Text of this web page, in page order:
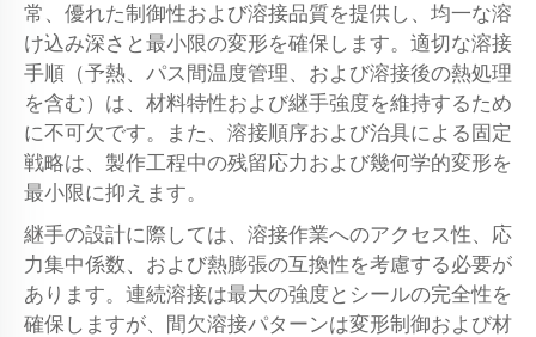
常、優れた制御性および溶接品質を提供し、均一な溶
け込み深さと最小限の変形を確保します。適切な溶接
手順（予熱、パス間温度管理、および溶接後の熱処理
を含む）は、材料特性および継手強度を維持するため
に不可欠です。また、溶接順序および治具による固定
戦略は、製作工程中の残留応力および幾何学的変形を
最小限に抑えます。
継手の設計に際しては、溶接作業へのアクセス性、応
力集中係数、および熱膨張の互換性を考慮する必要が
あります。連続溶接は最大の強度とシールの完全性を
確保しますが、間欠溶接パターンは変形制御および材